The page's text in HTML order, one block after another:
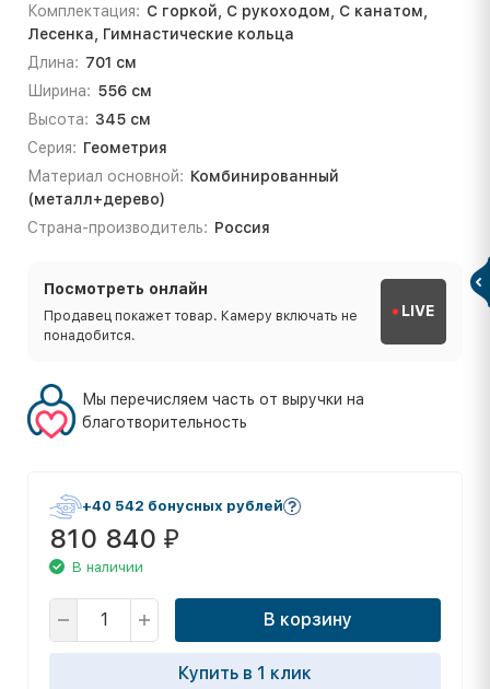
Комплектация: С горкой, С рукоходом, С канатом,
Лесенка, Гимнастические кольца
Длина: 701 см
Ширина: 556 см
Высота: 345 см
Серия: Геометрия
Материал основной: Комбинированный
(металл+дерево)
Страна-производитель: Россия
Посмотреть онлайн
Продавец покажет товар. Камеру включать не
понадобится.
LIVE
Мы перечисляем часть от выручки на
благотворительность
+40 542 бонусных рублей
810 840 ₽
В наличии
В корзину
Купить в 1 клик